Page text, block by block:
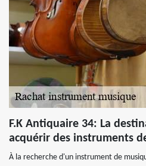
F.K Antiquaire 34: La
acquérir des instruments
À la recherche d'un instrument de